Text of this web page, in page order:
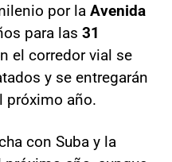
por la Avenida
para las 31
el corredor vial se
y se entregarán
próximo año.
con Suba y la